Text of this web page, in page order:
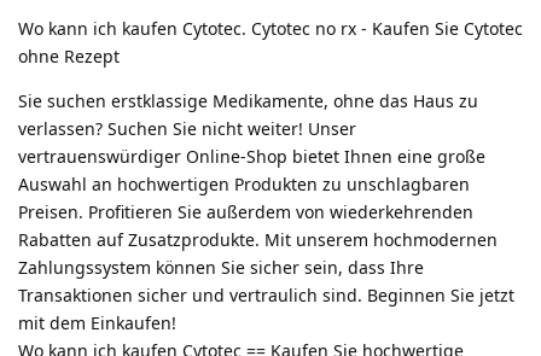
Wo kann ich kaufen Cytotec. Cytotec no rx - Kaufen Sie Cytotec
ohne Rezept
Sie suchen erstklassige Medikamente, ohne das Haus zu
verlassen? Suchen Sie nicht weiter! Unser
vertrauenswürdiger Online-Shop bietet Ihnen eine große
Auswahl an hochwertigen Produkten zu unschlagbaren
Preisen. Profitieren Sie außerdem von wiederkehrenden
Rabatten auf Zusatzprodukte. Mit unserem hochmodernen
Zahlungssystem können Sie sicher sein, dass Ihre
Transaktionen sicher und vertraulich sind. Beginnen Sie jetzt
mit dem Einkaufen!
Wo kann ich kaufen Cytotec == Kaufen Sie hochwertige